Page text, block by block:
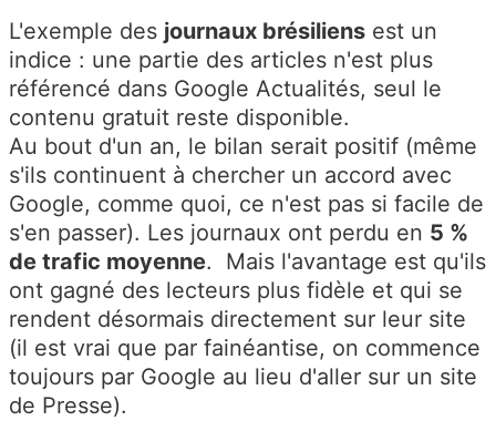
L'exemple des journaux brésiliens est un
indice : une partie des articles n'est plus
référencé dans Google Actualités, seul le
contenu gratuit reste disponible.
Au bout d'un an, le bilan serait positif (même
s'ils continuent à chercher un accord avec
Google, comme quoi, ce n'est pas si facile de
s'en passer). Les journaux ont perdu en 5 %
de trafic moyenne. Mais l'avantage est qu'ils
ont gagné des lecteurs plus fidèle et qui se
rendent désormais directement sur leur site
(il est vrai que par fainéantise, on commence
toujours par Google au lieu d'aller sur un site
de Presse).